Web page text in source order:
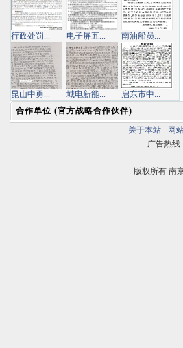
行政处罚... 电子屏五... 南油船员...
昆山中勇... 城电新能...
启东市中...
合作单位 (官方战略合作伙伴)
关于本站 - 网
广告热线
版权所有 南